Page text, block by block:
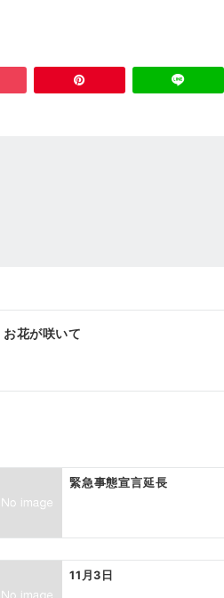
お花が咲いて
緊急事態宣言延長
11月3日